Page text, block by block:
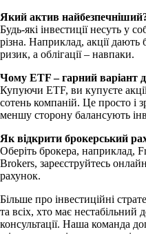
Який актив
Будь-які інвестиції несуть у
різна. Наприклад, акції дають
ризик, а облігації – навпаки.
Чому ETF – гарний варіант
Купуючи ETF, ви купуєте
сотень компаній. Це просто і
меншу сторону балансують
Як відкрити брокерський
Оберіть брокера, наприклад,
Brokers, зареєструйтесь
рахунок.
Більше про інвестиційні
та всіх, хто має нестабільний
консультації. Наша команда